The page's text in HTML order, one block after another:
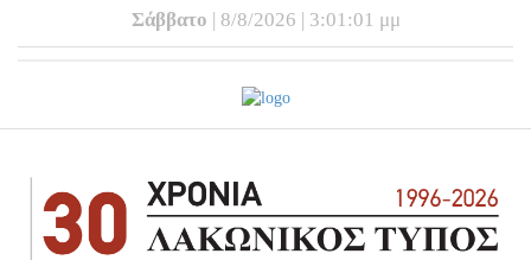
Σάββατο | 8/8/2026 | 3:01:01 μμ